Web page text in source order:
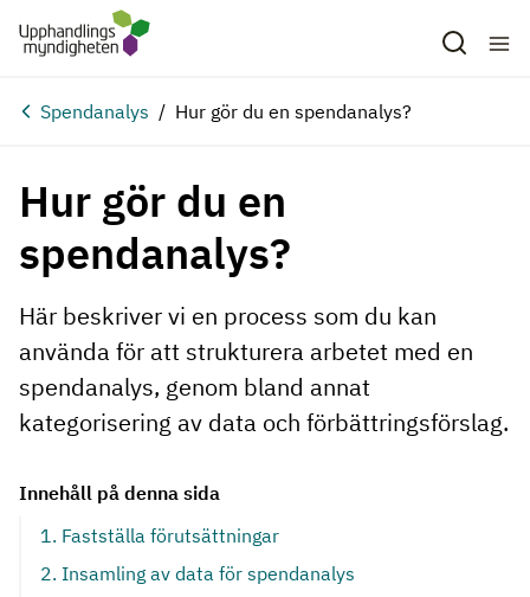
Hoppa till huvudinnehåll
Spendanalys Hur gör du en spendanalys?
Hur gör du en
spendanalys?
Här beskriver vi en process som du kan
använda för att strukturera arbetet med en
spendanalys, genom bland annat
kategorisering av data och förbättringsförslag.
Innehåll på denna sida
1. Fastställa förutsättningar
2. Insamling av data för spendanalys